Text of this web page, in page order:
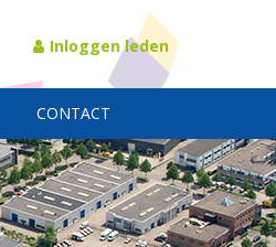
Inloggen leden
CONTACT